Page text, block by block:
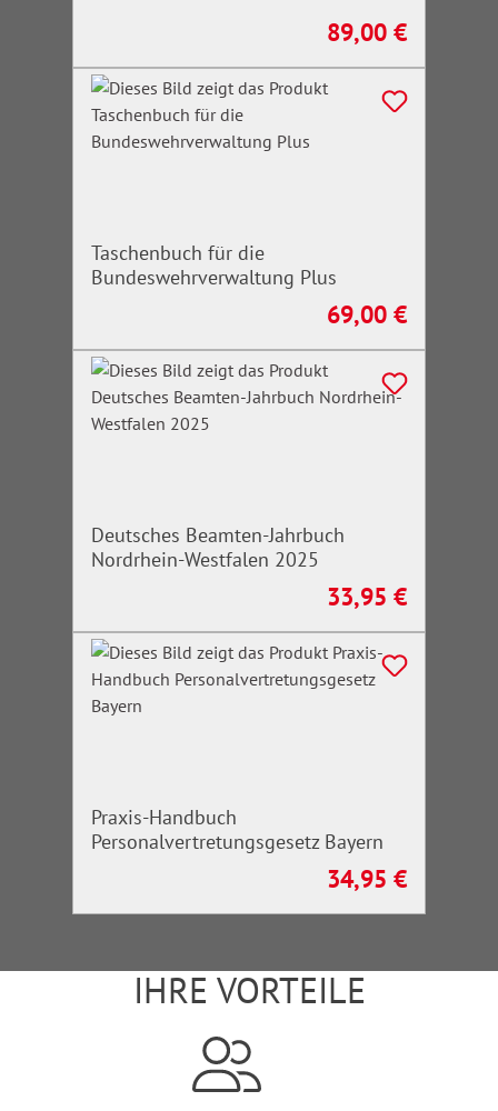
Regulärer Preis:
89,00 €
Taschenbuch für die
Bundeswehrverwaltung Plus
Regulärer Preis:
69,00 €
Deutsches Beamten-Jahrbuch
Nordrhein-Westfalen 2025
Regulärer Preis:
33,95 €
Praxis-Handbuch
Personalvertretungsgesetz Bayern
Regulärer Preis:
34,95 €
IHRE VORTEILE